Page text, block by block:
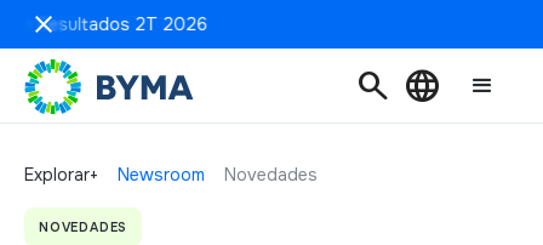
de Resultados 2T 2026
search language
Explorar+ Newsroom Novedades
NOVEDADES